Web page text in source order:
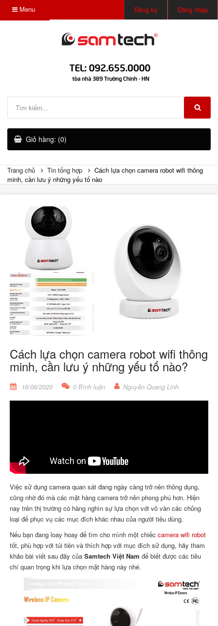
Menu Đăng ký Đăng nhập
Giỏ hàng: (0)
Trang chủ Tin tổng hợp
Cách lựa chọn camera robot wifi thông
minh, cần lưu ý những yếu tố nào
Cách lựa chọn camera robot wifi thông
minh, cần lưu ý những yếu tố nào?
16/06/2020 0 Bình luận Nguyễn Quang Linh
Việc sử dụng camera quan sát đang ngày càng trở nên thông dụng,
cũng nhờ đó mà các mặt hàng camera trở nên phong phú hơn. Hiện
nay trên thị trường có hàng nghìn sự lựa chọn với vô vàn các chủng
loại để phục vụ các mục đích khác nhau của người tiêu dùng.
Nếu bạn đang loay hoay để tìm cho mình một chiếc camera wifi robot
tốt, phù hợp với túi tiền và thích hợp với mục đích sử dụng, hãy tham
khảo bài viết sau đây của Samtech Việt Nam để biết được các tiêu
chí quan trọng khi lựa chọn mặt hàng này nhé.